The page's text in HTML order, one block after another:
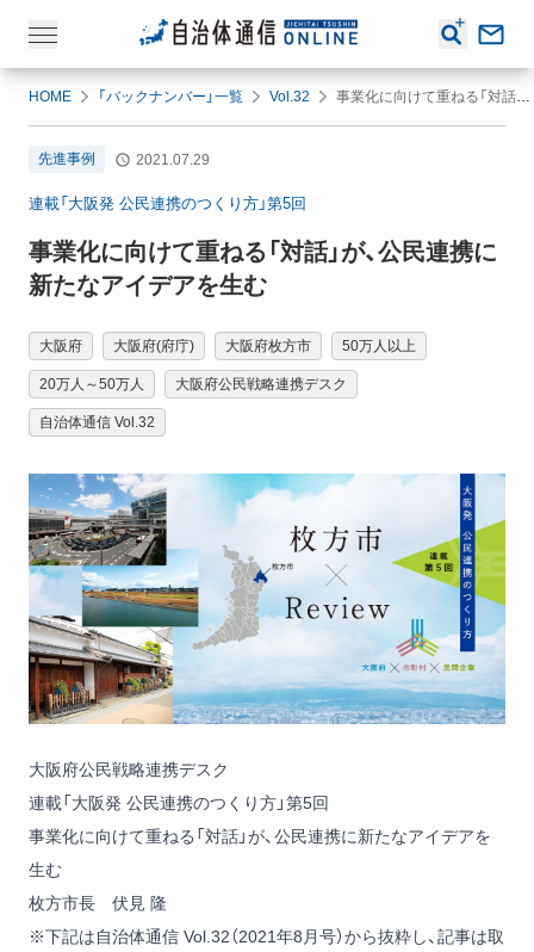
HOME 「バックナンバー」一覧 Vol.32 事業化に向けて重ねる「対話」が、公民連携に新たなアイデアを生む
先進事例 2021.07.29
連載「大阪発 公民連携のつくり方」第5回
事業化に向けて重ねる「対話」が、公民連携に
新たなアイデアを生む
大阪府 大阪府(府庁) 大阪府枚方市 50万人以上
20万人～50万人 大阪府公民戦略連携デスク
自治体通信 Vol.32
大阪府公民戦略連携デスク
連載「大阪発 公民連携のつくり方」第5回
事業化に向けて重ねる「対話」が、公民連携に新たなアイデアを
生む
枚方市長 伏見 隆
※下記は自治体通信 Vol.32（2021年8月号）から抜粋し、記事は取